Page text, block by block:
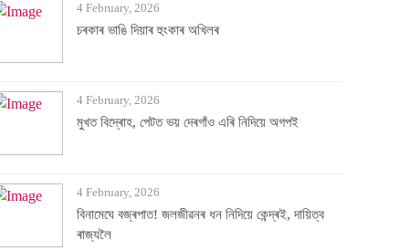
4 February, 2026
চৰকাৰ ভাঙি দিয়াৰ হুংকাৰ অখিলৰ
4 February, 2026
মুখত বিদ্ৰোহ, পেটত ভয় দেৰগাঁও এৰি নিদিয়ে অগপই
4 February, 2026
বিনামেঘে বজ্ৰপাত! জলজীৱনৰ ধন নিদিয়ে কেন্দ্ৰই, দায়িত্ব
ৰাজ্যলৈ